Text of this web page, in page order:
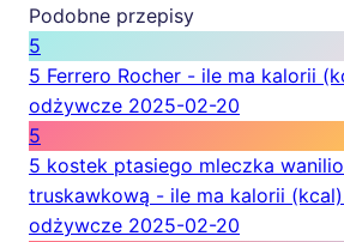
Podobne przepisy
5
5 Ferrero Rocher - ile ma kalorii
odżywcze 2025-02-20
5
5 kostek ptasiego mleczka
truskawkową - ile ma kalorii
odżywcze 2025-02-20